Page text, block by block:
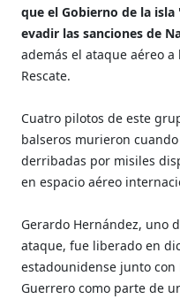
que el Gobierno de la
evadir las sanciones de
además el ataque aéreo
Rescate.
Cuatro pilotos de este
balseros murieron
derribadas por misiles
en espacio aéreo
Gerardo Hernández, uno
ataque, fue liberado en
estadounidense junto con
Guerrero como parte de